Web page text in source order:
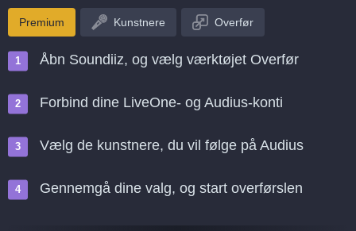
Premium Kunstnere Overfør
Åbn Soundiiz, og vælg værktøjet Overfør
Forbind dine LiveOne- og Audius-konti
Vælg de kunstnere, du vil følge på Audius
Gennemgå dine valg, og start overførslen